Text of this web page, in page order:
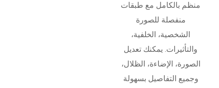
منظم بالكامل مع طبقات
منفصلة للصورة
الشخصية، الخلفية،
والتأثيرات. يمكنك تعديل
الصورة، الإضاءة، الظلال،
وجميع التفاصيل بسهولة